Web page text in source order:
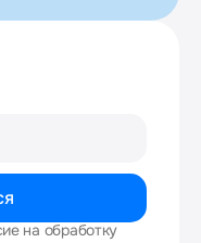
на обработку